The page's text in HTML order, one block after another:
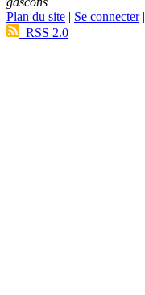
Plan du site | Se connecter|
RSS 2.0